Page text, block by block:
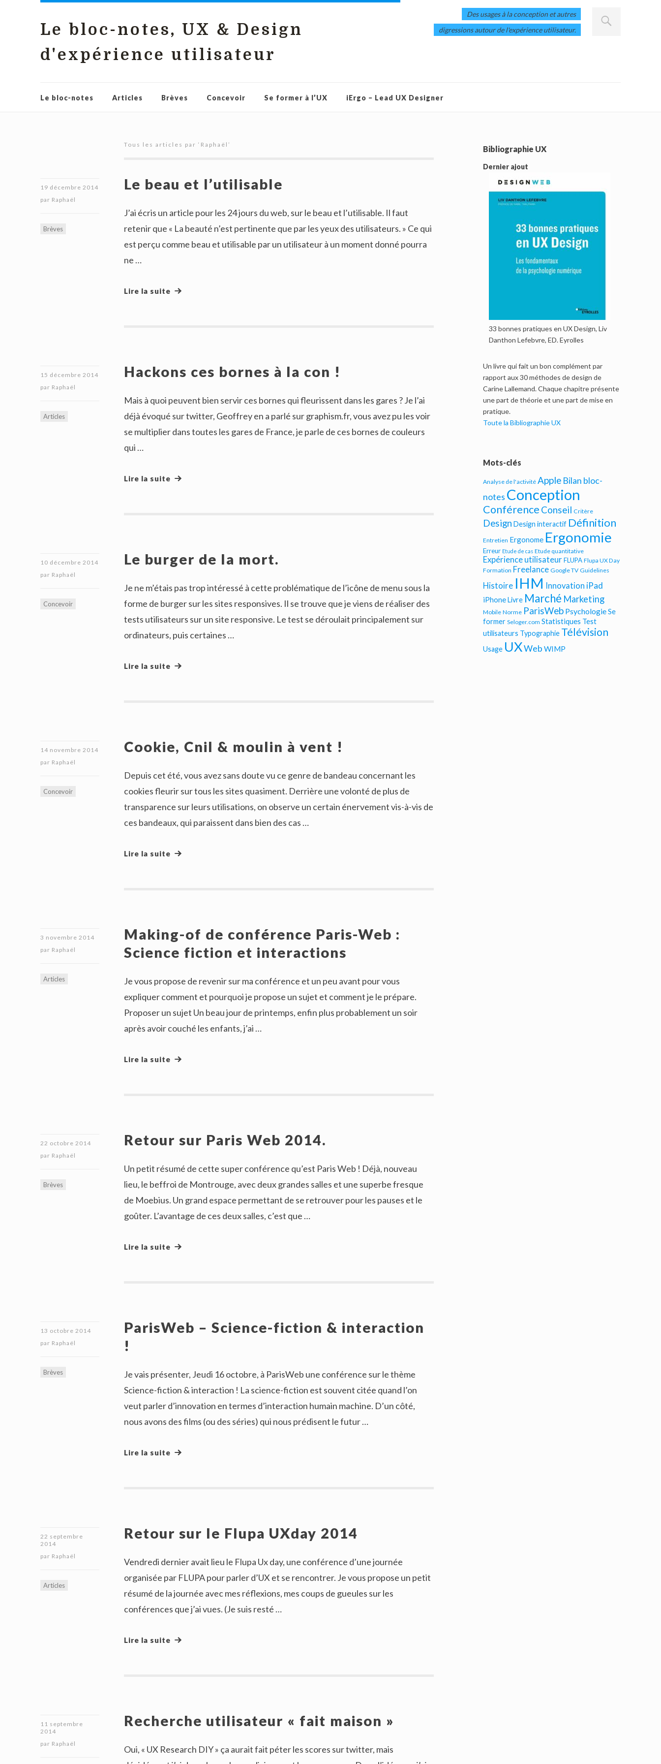
Le bloc-notes, UX & Design
d'expérience utilisateur
Des usages à la conception et autres
digressions autour de l'expérience utilisateur.
Le bloc-notes Articles Brèves Concevoir Se former à l’UX iErgo – Lead UX Designer
Tous les articles par ‘ Raphaël ’
19 décembre 2014
par Raphaël
Brèves
Le beau et l’utilisable
J’ai écris un article pour les 24 jours du web, sur le beau et l’utilisable. Il faut
retenir que « La beauté n’est pertinente que par les yeux des utilisateurs. » Ce qui
est perçu comme beau et utilisable par un utilisateur à un moment donné pourra
ne …
Lire la suite
15 décembre 2014
par Raphaël
Articles
Hackons ces bornes à la con !
Mais à quoi peuvent bien servir ces bornes qui fleurissent dans les gares ? Je l’ai
déjà évoqué sur twitter, Geoffrey en a parlé sur graphism.fr, vous avez pu les voir
se multiplier dans toutes les gares de France, je parle de ces bornes de couleurs
qui …
Lire la suite
10 décembre 2014
par Raphaël
Concevoir
Le burger de la mort.
Je ne m’étais pas trop intéressé à cette problématique de l’icône de menu sous la
forme de burger sur les sites responsives. Il se trouve que je viens de réaliser des
tests utilisateurs sur un site responsive. Le test se déroulait principalement sur
ordinateurs, puis certaines …
Lire la suite
14 novembre 2014
par Raphaël
Concevoir
Cookie, Cnil & moulin à vent !
Depuis cet été, vous avez sans doute vu ce genre de bandeau concernant les
cookies fleurir sur tous les sites quasiment. Derrière une volonté de plus de
transparence sur leurs utilisations, on observe un certain énervement vis-à-vis de
ces bandeaux, qui paraissent dans bien des cas …
Lire la suite
3 novembre 2014
par Raphaël
Articles
Making-of de conférence Paris-Web :
Science fiction et interactions
Je vous propose de revenir sur ma conférence et un peu avant pour vous
expliquer comment et pourquoi je propose un sujet et comment je le prépare.
Proposer un sujet Un beau jour de printemps, enfin plus probablement un soir
après avoir couché les enfants, j’ai …
Lire la suite
22 octobre 2014
par Raphaël
Brèves
Retour sur Paris Web 2014.
Un petit résumé de cette super conférence qu’est Paris Web ! Déjà, nouveau
lieu, le beffroi de Montrouge, avec deux grandes salles et une superbe fresque
de Moebius. Un grand espace permettant de se retrouver pour les pauses et le
goûter. L’avantage de ces deux salles, c’est que …
Lire la suite
13 octobre 2014
par Raphaël
Brèves
ParisWeb – Science-fiction & interaction
!
Je vais présenter, Jeudi 16 octobre, à ParisWeb une conférence sur le thème
Science-fiction & interaction ! La science-fiction est souvent citée quand l’on
veut parler d’innovation en termes d’interaction humain machine. D’un côté,
nous avons des films (ou des séries) qui nous prédisent le futur …
Lire la suite
22 septembre
2014
par Raphaël
Articles
Retour sur le Flupa UXday 2014
Vendredi dernier avait lieu le Flupa Ux day, une conférence d’une journée
organisée par FLUPA pour parler d’UX et se rencontrer. Je vous propose un petit
résumé de la journée avec mes réflexions, mes coups de gueules sur les
conférences que j’ai vues. (Je suis resté …
Lire la suite
11 septembre
2014
par Raphaël
Recherche utilisateur « fait maison »
Oui, « UX Research DIY » ça aurait fait péter les scores sur twitter, mais
Bibliographie UX
Dernier ajout
33 bonnes pratiques en UX Design, Liv
Danthon Lefebvre, ED. Eyrolles
Un livre qui fait un bon complément par
rapport aux 30 méthodes de design de
Carine Lallemand. Chaque chapitre présente
une part de théorie et une part de mise en
pratique.
Toute la Bibliographie UX
Mots-clés
Analyse de l'activité Apple Bilan bloc-
notes Conception
Conférence Conseil Critère
Design Design interactif Définition
Entretien Ergonome Ergonomie
Erreur Etude de cas Etude quantitative
Expérience utilisateur FLUPA Flupa UX Day
Formation Freelance Google TV Guidelines
Histoire IHM Innovation iPad
iPhoneLivre Marché Marketing
Mobile Norme ParisWeb PsychologieSe
former Seloger.com Statistiques Test
utilisateurs Typographie Télévision
Usage UXWeb WIMP